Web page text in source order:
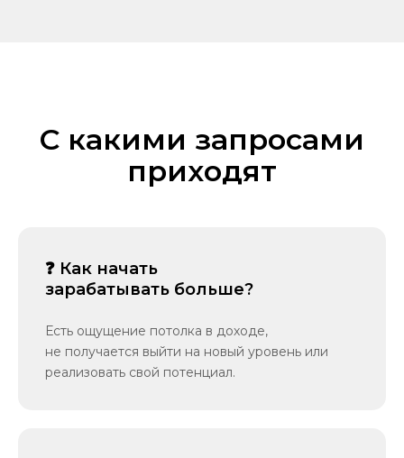
С к акими запросами
приходят
❓ Как начать
зарабатывать больше?
Есть ощущение потолка в доходе,
не получается выйти на новый уровень или
реализовать свой потенциал.